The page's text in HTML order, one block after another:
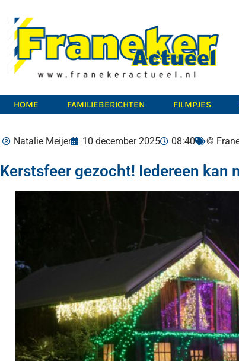
HOME FAMILIEBERICHTEN FILMPJES
Natalie Meijer 10 december 2025 08:40 ©
Kerstsfeer gezocht! Iedereen kan